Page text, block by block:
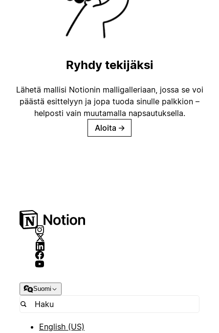
Ryhdy tekijäksi
Lähetä mallisi Notionin malligalleriaan, jossa se voi
päästä esittelyyn ja jopa tuoda sinulle palkkion –
helposti vain muutamalla napsautuksella.
Aloita →
Suomi
English (US)